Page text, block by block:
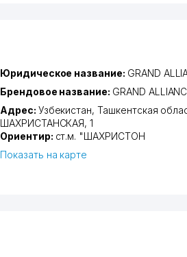
Юридическое название: GRAND
Брендовое название: GRAND
Адрес: Узбекистан,Ташкентская
ШАХРИСТАНСКАЯ, 1
Ориентир: ст.м. "ШАХРИСТОН
Показать на карте